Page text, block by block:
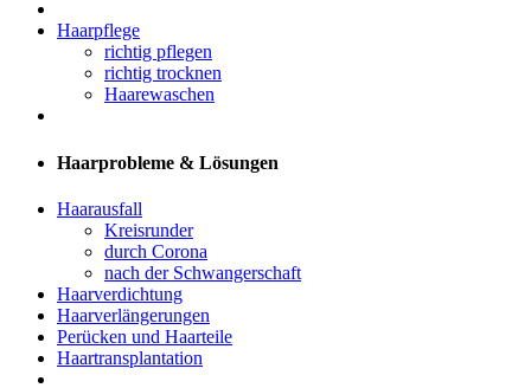
Haarpflege
richtig pflegen
richtig trocknen
Haarewaschen
Haarprobleme & Lösungen
Haarausfall
Kreisrunder
durch Corona
nach der Schwangerschaft
Haarverdichtung
Haarverlängerungen
Perücken und Haarteile
Haartransplantation